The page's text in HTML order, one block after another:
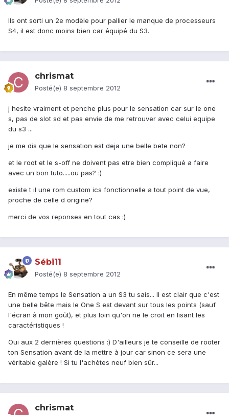
Ils ont sorti un 2e modèle pour pallier le manque de processeurs
S4, il est donc moins bien car équipé du S3.
chrismat
Posté(e) 8 septembre 2012
j hesite vraiment et penche plus pour le sensation car sur le one
s, pas de slot sd et pas envie de me retrouver avec celui equipe
du s3 ...
je me dis que le sensation est deja une belle bete non?
et le root et le s-off ne doivent pas etre bien compliqué a faire
avec un bon tuto.....ou pas? :)
existe t il une rom custom ics fonctionnelle a tout point de vue,
proche de celle d origine?
merci de vos reponses en tout cas :)
Sébi11
Posté(e) 8 septembre 2012
En même temps le Sensation a un S3 tu sais... Il est clair que c'est
une belle bête mais le One S est devant sur tous les points (sauf
l'écran à mon goût), et plus loin qu'on ne le croit en lisant les
caractéristiques !
Oui aux 2 dernières questions :) D'ailleurs je te conseille de rooter
ton Sensation avant de la mettre à jour car sinon ce sera une
véritable galère ! Si tu l'achètes neuf bien sûr...
chrismat